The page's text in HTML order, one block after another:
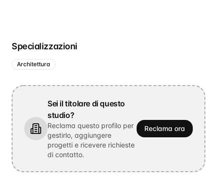
Specializzazioni
Architettura
Sei il titolare di questo
studio?
Reclama questo profilo per
gestirlo, aggiungere
progetti e ricevere richieste
di contatto.
Reclama ora